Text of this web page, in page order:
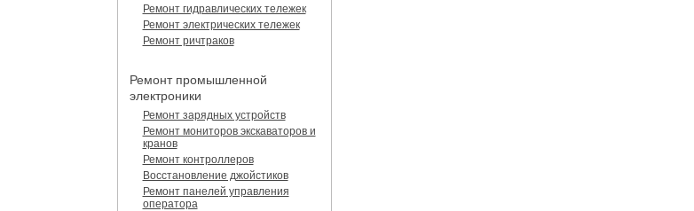
Ремонт гидравлических тележек
Ремонт электрических тележек
Ремонт ричтраков
Ремонт промышленной
электроники
Ремонт зарядных устройств
Ремонт мониторов экскаваторов и
кранов
Ремонт контроллеров
Восстановление джойстиков
Ремонт панелей управления
оператора